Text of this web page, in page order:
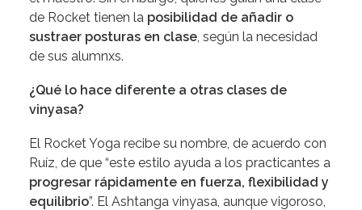
de Rocket tienen la posibilidad de añadir o
sustraer posturas en clase , según la necesidad
de sus alumnxs.
¿Qué lo hace diferente a otras clases de
vinyasa?
El Rocket Yoga recibe su nombre, de acuerdo con
Ruíz, de que “este estilo ayuda a los practicantes a
progresar rápidamente en fuerza, flexibilidad y
equilibrio”. El Ashtanga vinyasa, aunque vigoroso,